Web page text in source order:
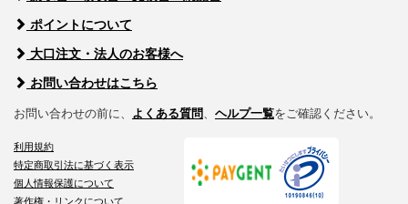
ポイントについて
大口注文・法人のお客様へ
お問い合わせはこちら
お問い合わせの前に、 よくある質問、 ヘルプ一覧をご確認ください。
利用規約
特定商取引法に基づく表示
個人情報保護について
著作権・リンクについて